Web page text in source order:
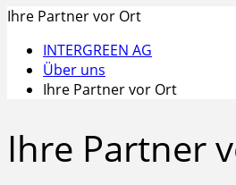
Ihre Partner vor Ort
INTERGREEN AG
Über uns
Ihre Partner vor Ort
Ihre Partner